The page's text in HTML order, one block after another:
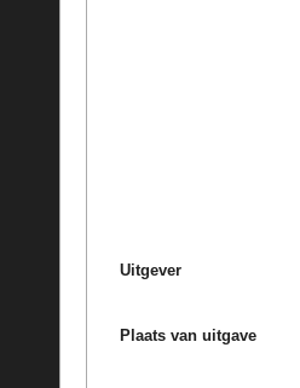
Uitgever
Plaats van uitgave